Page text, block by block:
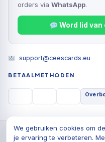
orders via WhatsApp.
Word lid
support@ceescards.eu
BETAALMETHODEN
© 2026 Cees Cards B.V., Alle
PrivacyverklaringAlgemene
We gebruiken cookies om
je ervaring te verbeteren.